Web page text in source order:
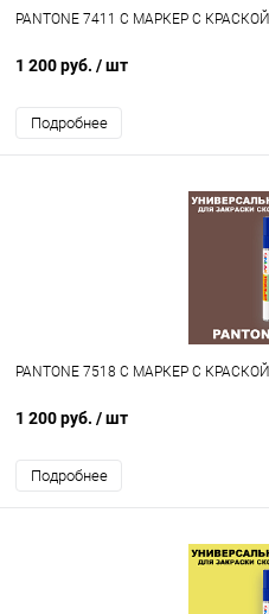
PANTONE 7411 C МАРКЕР С КРАСКОЙ
1 200 руб. / шт
Подробнее
PANTONE 7518 C МАРКЕР С КРАСКОЙ
1 200 руб. / шт
Подробнее